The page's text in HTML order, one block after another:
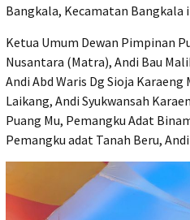
Bangkala, Kecamatan
Ketua Umum Dewan Pimpinan
Nusantara (Matra), Andi Bau
Andi Abd Waris Dg Sioja
Laikang, Andi Syukwansah
Puang Mu, Pemangku Adat
Pemangku adat Tanah Beru,